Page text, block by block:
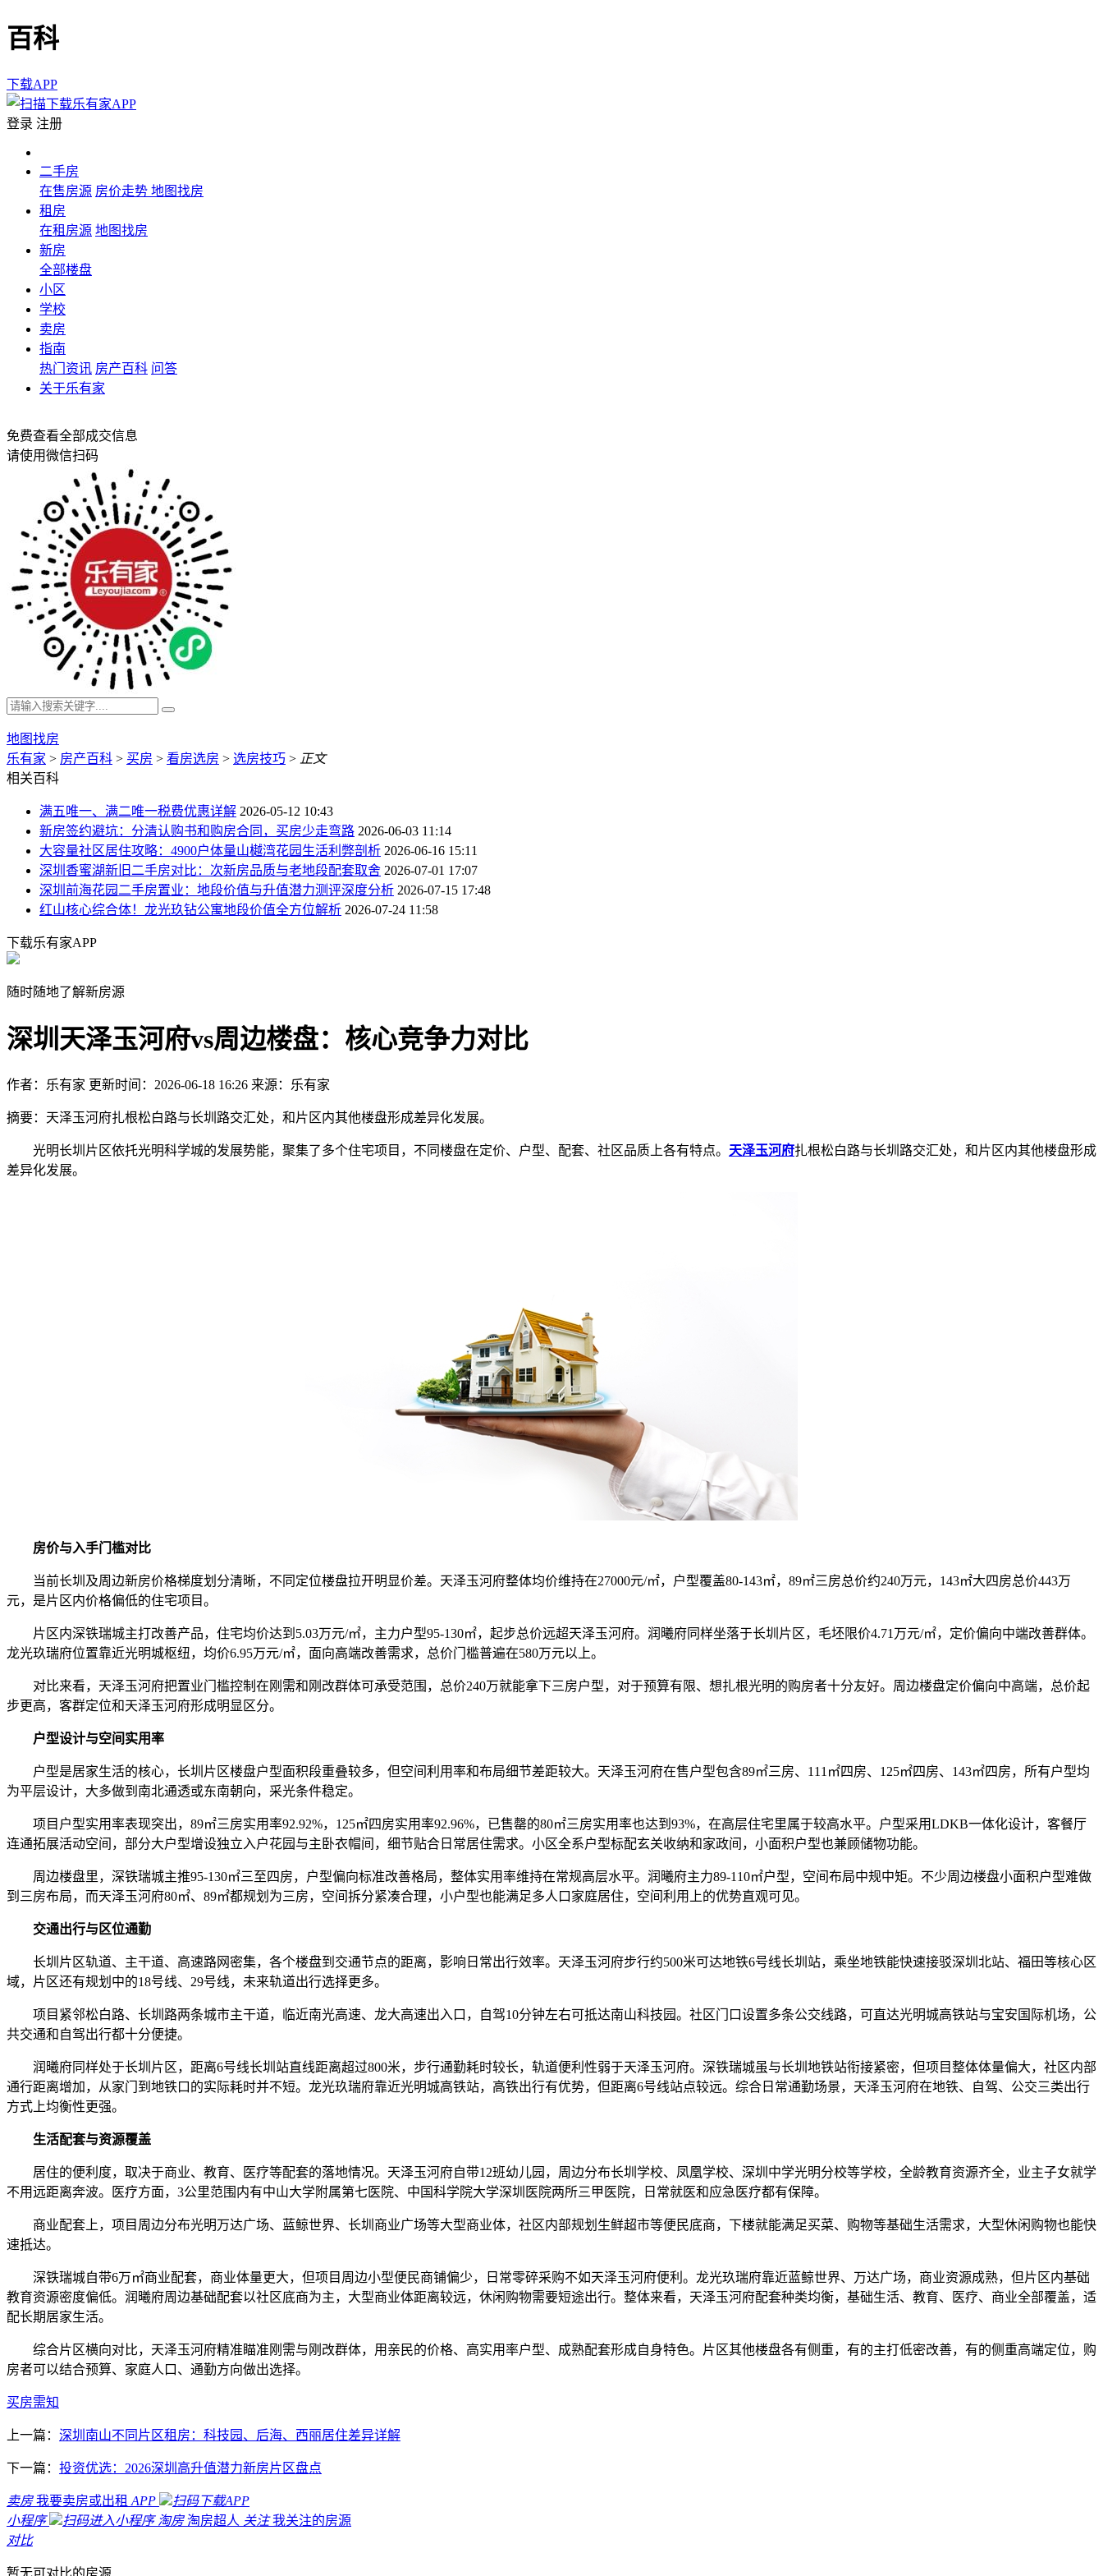
百科
下载APP
登录 注册
二手房
在售房源 房价走势 地图找房
租房
在租房源 地图找房
新房
全部楼盘
小区
学校
卖房
指南
热门资讯 房产百科 问答
关于乐有家
免费查看全部成交信息
请使用微信扫码
地图找房
乐有家 > 房产百科 > 买房 > 看房选房 > 选房技巧 > 正文
相关百科
满五唯一、满二唯一税费优惠详解 2026-05-12 10:43
新房签约避坑：分清认购书和购房合同，买房少走弯路 2026-06-03 11:14
大容量社区居住攻略：4900户体量山樾湾花园生活利弊剖析 2026-06-16 15:11
深圳香蜜湖新旧二手房对比：次新房品质与老地段配套取舍 2026-07-01 17:07
深圳前海花园二手房置业：地段价值与升值潜力测评深度分析 2026-07-15 17:48
红山核心综合体！龙光玖钻公寓地段价值全方位解析 2026-07-24 11:58
下载乐有家APP
随时随地了解新房源
深圳天泽玉河府vs周边楼盘：核心竞争力对比
作者：乐有家 更新时间：2026-06-18 16:26 来源：乐有家
摘要： 天泽玉河府扎根松白路与长圳路交汇处，和片区内其他楼盘形成差异化发展。
光明长圳片区依托光明科学城的发展势能，聚集了多个住宅项目，不同楼盘在定价、户型、配套、社区品质上各有特点。 天泽玉河府扎根松白路与长圳路交汇处，和片区内其他楼盘形成
差异化发展。
房价与入手门槛对比
当前长圳及周边新房价格梯度划分清晰，不同定位楼盘拉开明显价差。天泽玉河府整体均价维持在27000元/㎡，户型覆盖80-143㎡，89㎡三房总价约240万元，143㎡大四房总价443万
元，是片区内价格偏低的住宅项目。
片区内深铁瑞城主打改善产品，住宅均价达到5.03万元/㎡，主力户型95-130㎡，起步总价远超天泽玉河府。润曦府同样坐落于长圳片区，毛坯限价4.71万元/㎡，定价偏向中端改善群体。
龙光玖瑞府位置靠近光明城枢纽，均价6.95万元/㎡，面向高端改善需求，总价门槛普遍在580万元以上。
对比来看，天泽玉河府把置业门槛控制在刚需和刚改群体可承受范围，总价240万就能拿下三房户型，对于预算有限、想扎根光明的购房者十分友好。周边楼盘定价偏向中高端，总价起
步更高，客群定位和天泽玉河府形成明显区分。
户型设计与空间实用率
户型是居家生活的核心，长圳片区楼盘户型面积段重叠较多，但空间利用率和布局细节差距较大。天泽玉河府在售户型包含89㎡三房、111㎡四房、125㎡四房、143㎡四房，所有户型均
为平层设计，大多做到南北通透或东南朝向，采光条件稳定。
项目户型实用率表现突出，89㎡三房实用率92.92%，125㎡四房实用率92.96%，已售罄的80㎡三房实用率也达到93%，在高层住宅里属于较高水平。户型采用LDKB一体化设计，客餐厅
连通拓展活动空间，部分大户型增设独立入户花园与主卧衣帽间，细节贴合日常居住需求。小区全系户型标配玄关收纳和家政间，小面积户型也兼顾储物功能。
周边楼盘里，深铁瑞城主推95-130㎡三至四房，户型偏向标准改善格局，整体实用率维持在常规高层水平。润曦府主力89-110㎡户型，空间布局中规中矩。不少周边楼盘小面积户型难做
到三房布局，而天泽玉河府80㎡、89㎡都规划为三房，空间拆分紧凑合理，小户型也能满足多人口家庭居住，空间利用上的优势直观可见。
交通出行与区位通勤
长圳片区轨道、主干道、高速路网密集，各个楼盘到交通节点的距离，影响日常出行效率。天泽玉河府步行约500米可达地铁6号线长圳站，乘坐地铁能快速接驳深圳北站、福田等核心区
域，片区还有规划中的18号线、29号线，未来轨道出行选择更多。
项目紧邻松白路、长圳路两条城市主干道，临近南光高速、龙大高速出入口，自驾10分钟左右可抵达南山科技园。社区门口设置多条公交线路，可直达光明城高铁站与宝安国际机场，公
共交通和自驾出行都十分便捷。
润曦府同样处于长圳片区，距离6号线长圳站直线距离超过800米，步行通勤耗时较长，轨道便利性弱于天泽玉河府。深铁瑞城虽与长圳地铁站衔接紧密，但项目整体体量偏大，社区内部
通行距离增加，从家门到地铁口的实际耗时并不短。龙光玖瑞府靠近光明城高铁站，高铁出行有优势，但距离6号线站点较远。综合日常通勤场景，天泽玉河府在地铁、自驾、公交三类出行
方式上均衡性更强。
生活配套与资源覆盖
居住的便利度，取决于商业、教育、医疗等配套的落地情况。天泽玉河府自带12班幼儿园，周边分布长圳学校、凤凰学校、深圳中学光明分校等学校，全龄教育资源齐全，业主子女就学
不用远距离奔波。医疗方面，3公里范围内有中山大学附属第七医院、中国科学院大学深圳医院两所三甲医院，日常就医和应急医疗都有保障。
商业配套上，项目周边分布光明万达广场、蓝鲸世界、长圳商业广场等大型商业体，社区内部规划生鲜超市等便民底商，下楼就能满足买菜、购物等基础生活需求，大型休闲购物也能快
速抵达。
深铁瑞城自带6万㎡商业配套，商业体量更大，但项目周边小型便民商铺偏少，日常零碎采购不如天泽玉河府便利。龙光玖瑞府靠近蓝鲸世界、万达广场，商业资源成熟，但片区内基础
教育资源密度偏低。润曦府周边基础配套以社区底商为主，大型商业体距离较远，休闲购物需要短途出行。整体来看，天泽玉河府配套种类均衡，基础生活、教育、医疗、商业全部覆盖，适
配长期居家生活。
综合片区横向对比，天泽玉河府精准瞄准刚需与刚改群体，用亲民的价格、高实用率户型、成熟配套形成自身特色。片区其他楼盘各有侧重，有的主打低密改善，有的侧重高端定位，购
房者可以结合预算、家庭人口、通勤方向做出选择。
买房需知
上一篇： 深圳南山不同片区租房：科技园、后海、西丽居住差异详解
下一篇： 投资优选：2026深圳高升值潜力新房片区盘点
卖房 我要卖房或出租 APP
扫码下载APP
小程序
扫码进入小程序 淘房 淘房超人 关注 我关注的房源
对比
暂无可对比的房源